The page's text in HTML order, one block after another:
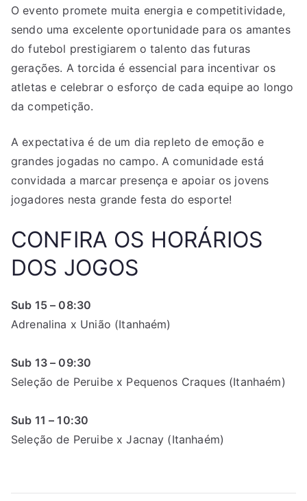
O evento promete muita energia e competitividade,
sendo uma excelente oportunidade para os amantes
do futebol prestigiarem o talento das futuras
gerações. A torcida é essencial para incentivar os
atletas e celebrar o esforço de cada equipe ao longo
da competição.
A expectativa é de um dia repleto de emoção e
grandes jogadas no campo. A comunidade está
convidada a marcar presença e apoiar os jovens
jogadores nesta grande festa do esporte!
CONFIRA OS HORÁRIOS
DOS JOGOS
Sub 15 – 08:30
Adrenalina x União (Itanhaém)
Sub 13 – 09:30
Seleção de Peruibe x Pequenos Craques (Itanhaém)
Sub 11 – 10:30
Seleção de Peruibe x Jacnay (Itanhaém)